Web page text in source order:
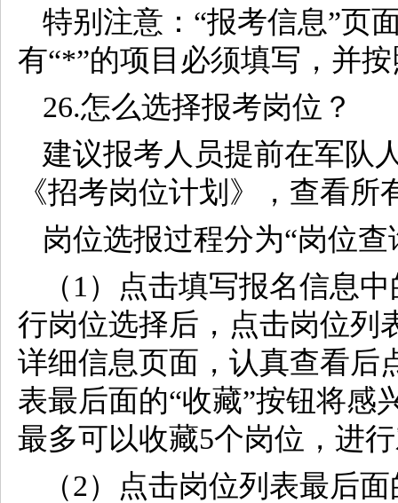
特别注意：“报考信息”页
有“*”的项目必须填写，并
26.怎么选择报考岗位？
建议报考人员提前在军队
《招考岗位计划》，查看所
岗位选报过程分为“岗位
（1）点击填写报名信息
行岗位选择后，点击岗位列
详细信息页面，认真查看后
表最后面的“收藏”按钮将感
最多可以收藏5个岗位，进
（2）点击岗位列表最后